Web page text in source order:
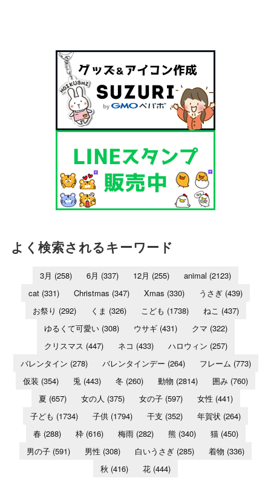
よく検索されるキーワード
3月 (258) 6月 (337) 12月 (255) animal (2123)
cat (331) Christmas (347) Xmas (330) うさぎ (439)
お祭り (292) くま (326) こども (1738) ねこ (437)
ゆるくて可愛い(308) ウサギ(431) クマ (322)
クリスマス (447) ネコ (433) ハロウィン (257)
バレンタイン (278) バレンタインデー (264) フレーム (773)
仮装 (354) 兎 (443) 冬 (260) 動物 (2814) 囲み (760)
夏 (657) 女の人 (375) 女の子(597) 女性 (441)
子ども (1734) 子供 (1794) 干支 (352) 年賀状 (264)
春(288) 枠(616) 梅雨(282) 熊 (340) 猫(450)
男の子 (591) 男性 (308) 白いうさぎ (285) 着物 (336)
秋 (416) 花 (444)